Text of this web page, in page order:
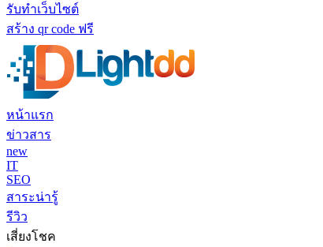
รับทำเว็บไซต์
สร้าง qr code ฟรี
หน้าแรก
ข่าวสาร
new
IT
SEO
สาระน่ารู้
รีวิว
เสี่ยงโชค